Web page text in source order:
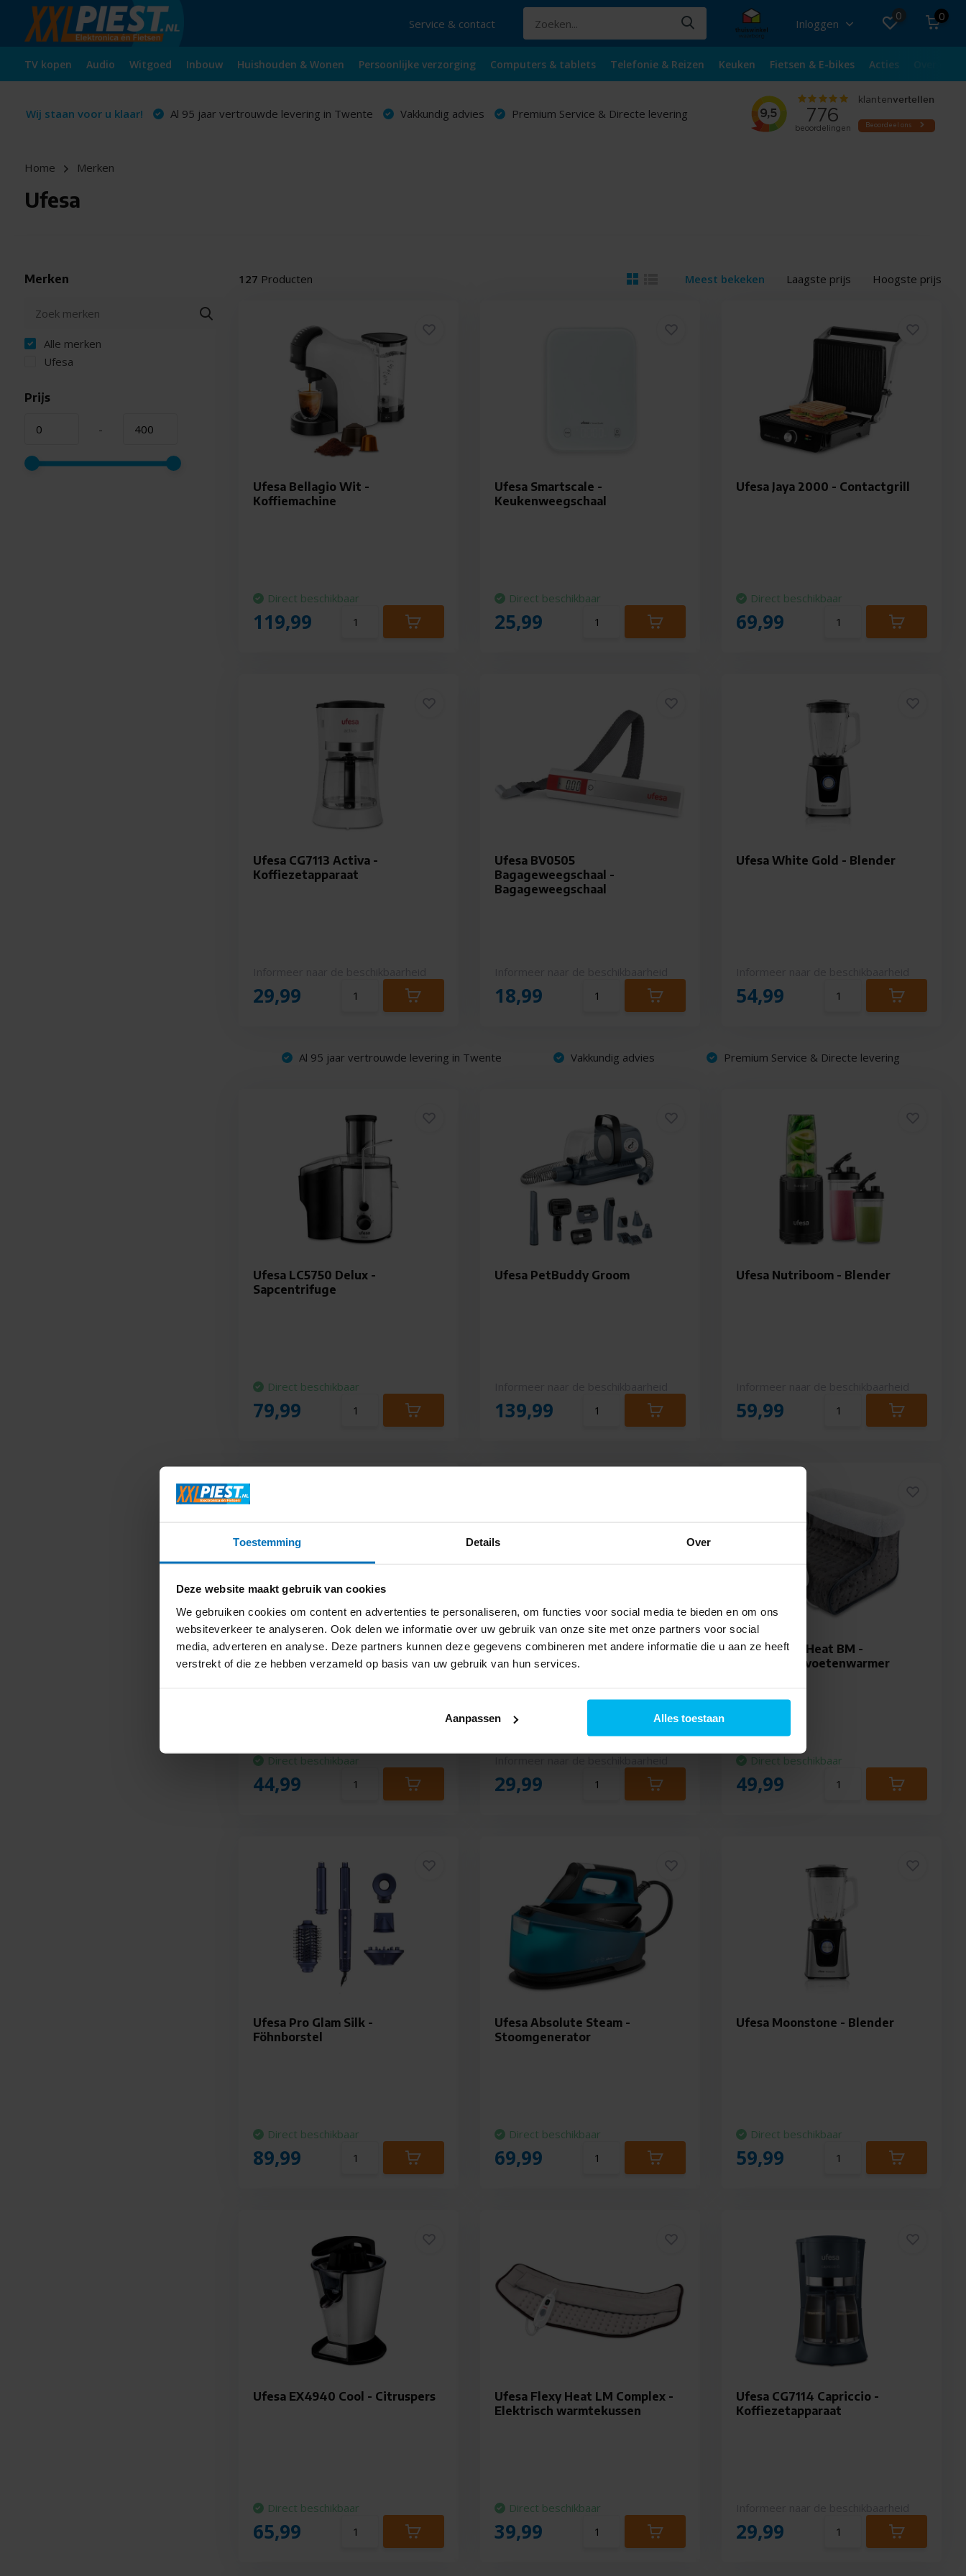
Toestemming Details Over
Deze website maakt gebruik van cookies
We gebruiken cookies om content en advertenties te personaliseren, om functies voor social media te bieden en om ons
websiteverkeer te analyseren. Ook delen we informatie over uw gebruik van onze site met onze partners voor social
media, adverteren en analyse. Deze partners kunnen deze gegevens combineren met andere informatie die u aan ze heeft
verstrekt of die ze hebben verzameld op basis van uw gebruik van hun services.
Aanpassen Alles toestaan
Service & contact Inloggen
0 0
TV kopen Audio Witgoed Inbouw Huishouden & Wonen Persoonlijke verzorging Computers & tablets Telefonie & Reizen Keuken Fietsen & E-bikes Acties
Wij staan voor u klaar! Al 95 jaar vertrouwde levering in Twente Vakkundig advies Premium Service & Directe levering
Home Merken
Ufesa
Merken
Alle merken
Ufesa
Prijs
-
127 Producten Meest bekeken Laagste prijs Hoogste prijs
Ufesa Bellagio Wit -
Koffiemachine
Direct beschikbaar
119,99
Ufesa Smartscale -
Keukenweegschaal
Direct beschikbaar
25,99
Ufesa Jaya 2000 - Contactgrill
Direct beschikbaar
69,99
Ufesa CG7113 Activa -
Koffiezetapparaat
29,99
Ufesa BV0505
Bagageweegschaal -
Bagageweegschaal
18,99
Ufesa White Gold - Blender
54,99
Al 95 jaar vertrouwde levering in Twente Vakkundig advies Premium Service & Directe levering
Ufesa LC5750 Delux -
Sapcentrifuge
Direct beschikbaar
79,99
Ufesa PetBuddy Groom
139,99
Ufesa Nutriboom - Blender
59,99
Ufesa Robson 3-in-1 - Tosti-ijzer
Direct beschikbaar
44,99
Ufesa Easy Chop - Hakmolen
29,99
Ufesa Flexy Heat BM -
Elektrische voetenwarmer
Direct beschikbaar
49,99
Ufesa Pro Glam Silk -
Föhnborstel
Direct beschikbaar
89,99
Ufesa Absolute Steam -
Stoomgenerator
Direct beschikbaar
69,99
Ufesa Moonstone - Blender
Direct beschikbaar
59,99
Ufesa EX4940 Cool - Citruspers
Direct beschikbaar
65,99
Ufesa Flexy Heat LM Complex -
Elektrisch warmtekussen
Direct beschikbaar
39,99
Ufesa CG7114 Capriccio -
Koffiezetapparaat
29,99